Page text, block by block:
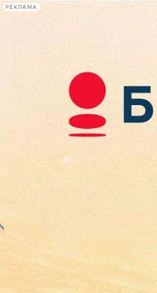
РЕКЛАМА
Сегодня:
2026.08.08
02:53
Афиша Plus